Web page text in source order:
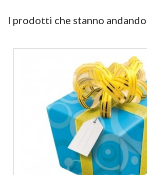
I prodotti che stanno